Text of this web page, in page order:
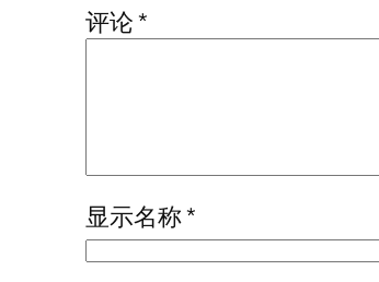
评论*
显示名称*